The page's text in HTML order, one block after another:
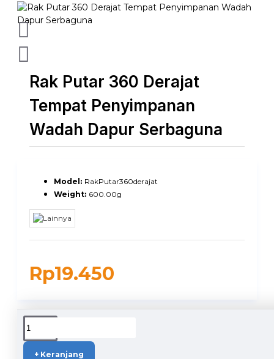
Rak Putar 360 Derajat
Tempat Penyimpanan
Wadah Dapur Serbaguna
Rp19.450
Model: RakPutar360derajat
Weight: 600.00g
+ Keranjang
DUKUNGAN PENGIRIMAN